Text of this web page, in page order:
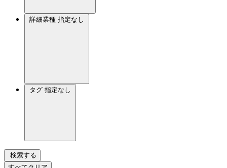
詳細業種 指定なし
タグ 指定なし
検索する